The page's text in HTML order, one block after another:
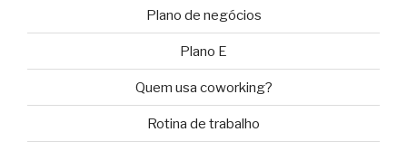
Plano de negócios
Plano E
Quem usa coworking?
Rotina de trabalho